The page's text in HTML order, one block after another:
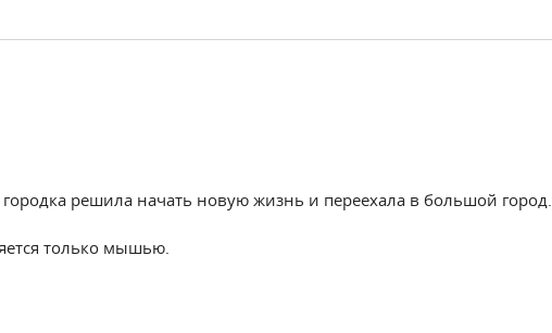
решила начать новую жизнь и переехала в большой город.
только мышью.